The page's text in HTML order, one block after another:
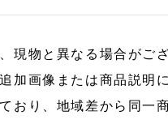
現物と異なる場合がご
加画像または商品説明
おり、地域差から同一